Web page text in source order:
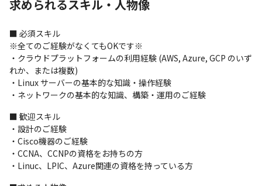
・Vmwareの仮想マシン作成、 NetApp のボリューム作成／拡張
に応じて案件をお任せします。
【お取引先を一部ご紹介】
パナソニック(株)、三菱電機(株)、富士通(株)、オムロン(株)、
(株)堀場製作所、京セラ(株)、ローム(株)、(株)村田製作所、
村田機械(株)、(株)GSユアサ、沖電気工業(株)、SCSK(株)、
楽天(株)、(株)NTTデータ、宝ホールディングス(株)、
倉敷紡績(株) 、東洋紡(株) 、日本電産グループ 　他
【チームプロジェクト人数】
小規模：3～5名
中規模：10名程度
大規模：30～50名
求められるスキル・人物像
■ 必須スキル
※全てのご経験がなくてもOKです※
・クラウドプラットフォームの利用経験 (AWS, Azure, GCP のいず
れか、または複数)
・Linux サーバーの基本的な知識・操作経験
・ネットワークの基本的な知識、構築・運用のご経験
■ 歓迎スキル
・設計のご経験
・Cisco機器のご経験
・CCNA、CCNPの資格をお持ちの方
・Linuc、LPIC、Azure関連の資格を持っている方